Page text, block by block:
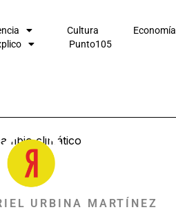
Cultura Economía
Punto105
URBINA MARTÍNEZ